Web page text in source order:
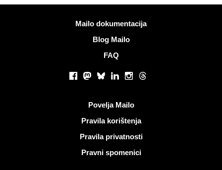
Mailo dokumentacija
Blog Mailo
FAQ
Facebook
Mastodon
BlueskyLinkedInInstagram
Threads
Povelja Mailo
Pravila korištenja
Pravila privatnosti
Pravni spomenici